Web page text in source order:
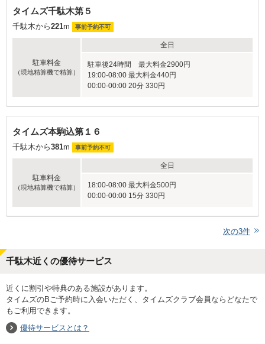
タイムズ千駄木第５
千駄木から221m 事前予約不可
駐車料金
（現地精算機で精算）
全日
駐車後24時間 最大料金2900円
19:00-08:00 最大料金440円
00:00-00:00 20分 330円
タイムズ本駒込第１６
千駄木から381m 事前予約不可
駐車料金
（現地精算機で精算）
全日
18:00-08:00 最大料金500円
00:00-00:00 15分 330円
次の3件
千駄木近くの優待サービス
近くに割引や特典のある施設があります。
タイムズのBご予約時に入会いただく、タイムズクラブ会員ならどなたで
もご利用できます。
優待サービスとは？